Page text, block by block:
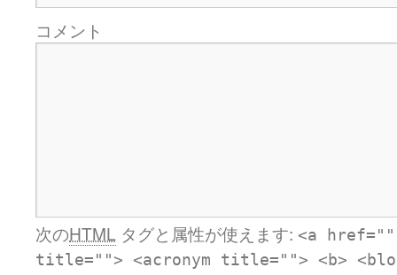
コメント
次のHTML タグと属性が使えます: <a
title=""> <acronym title=""> <b>